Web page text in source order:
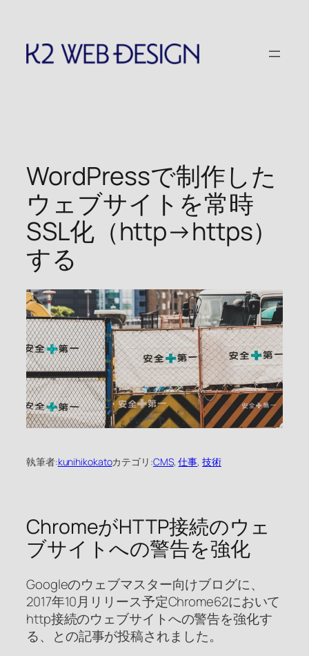
WordPressで制作した
ウェブサイトを常時
SSL化（http→https）
する
執筆者:kunihikokatoカテゴリ:CMS, 仕事, 技術
ChromeがHTTP接続のウェ
ブサイトへの警告を強化
Googleのウェブマスター向けブログに、
2017年10月リリース予定Chrome62において
http接続のウェブサイトへの警告を強化す
る、との記事が投稿されました。